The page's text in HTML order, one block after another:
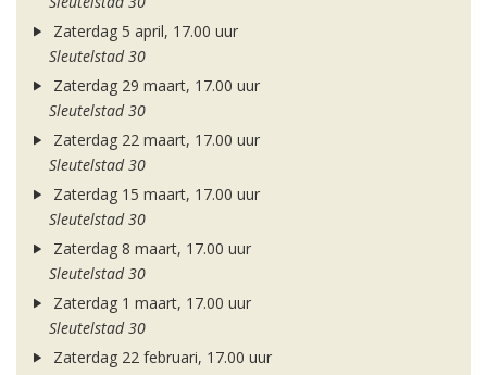
Zaterdag 5 april, 17.00 uur
Sleutelstad 30
Zaterdag 29 maart, 17.00 uur
Sleutelstad 30
Zaterdag 22 maart, 17.00 uur
Sleutelstad 30
Zaterdag 15 maart, 17.00 uur
Sleutelstad 30
Zaterdag 8 maart, 17.00 uur
Sleutelstad 30
Zaterdag 1 maart, 17.00 uur
Sleutelstad 30
Zaterdag 22 februari, 17.00 uur